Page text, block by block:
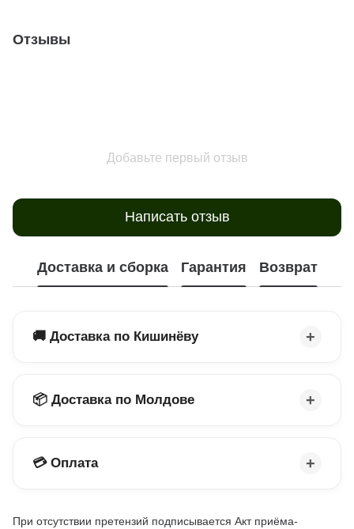
Отзывы
Добавьте первый отзыв
Написать отзыв
Доставка и сборка Гарантия Возврат
🚚 Доставка по Кишинёву
📦 Доставка по Молдове
💳 Оплата
При отсутствии претензий подписывается Акт приёма-